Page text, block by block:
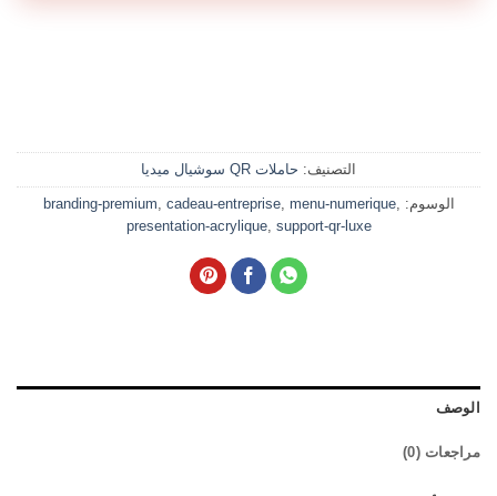
التصنيف: حاملات QR سوشيال ميديا
الوسوم: branding-premium, cadeau-entreprise, menu-numerique,
presentation-acrylique, support-qr-luxe
الوصف
مراجعات (0)